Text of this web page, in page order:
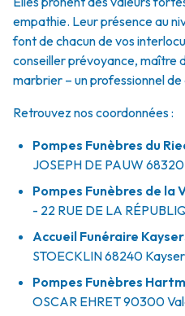
empathie. Leur présence au
font de chacun de vos
conseiller prévoyance, maître
marbrier – un professionnel
Retrouvez nos coordonnées :
Pompes Funèbres du
JOSEPH DE PAUW 68320
Pompes Funèbres de la
- 22 RUE DE LA
Accueil Funéraire
STOECKLIN68240
Pompes Funèbres
OSCAR EHRET90300